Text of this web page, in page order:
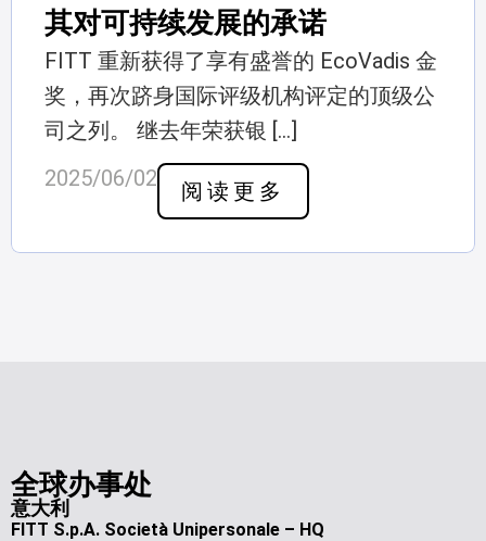
其对可持续发展的承诺
FITT 重新获得了享有盛誉的 EcoVadis 金
奖，再次跻身国际评级机构评定的顶级公
司之列。 继去年荣获银 […]
2025/06/02
阅读更多
全球办事处
意大利
FITT S.p.A. Società Unipersonale – HQ